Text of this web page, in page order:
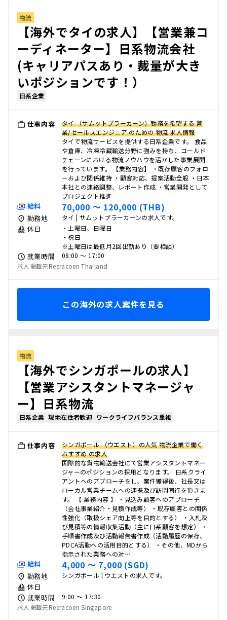
物流
【海外でタイの求人】【営業兼コ
ーディネーター】日系物流会社
(キャリアパスあり・裁量が大き
いポジションです！）
日系企業
仕事内容
タイ （サムットプラーカーン）勤務を希望する 営
業/セールスエンジニア のための 物流 求人情報
タイで物流サービスを提供する日系企業です。 食品
や倉庫、冷凍冷蔵輸送分野に強みを持ち、コールド
チェーンにおける物流ノウハウを活かした事業展開
を行っています。 【業務内容】 ・既存顧客のフォロ
ーおよび関係維持 ・顧客対応、提案活動全般 ・日本
本社との連絡調整、レポート作成 ・営業開発として
プロジェクト推進
給料 70,000 〜 120,000 (THB)
勤務地 タイ | サムットプラーカーンの求人です。
休日
・土曜日、日曜日
・祝日
※土曜日は最低月2回出勤あり（要相談）
就業時間
08:00 〜 17:00
求人掲載元Reeracoen Thailand
この海外の求人案件を見る
物流
【海外でシンガポールの求人】
【営業アシスタントマネージャ
ー】日系物流
日系企業 現地在住者歓迎 ワークライフバランス重視
仕事内容
シンガポール （ウエスト）の人気 物流企業で働く
おすすめ の求人
国際的な貨物輸送会社にて営業アシスタントマネー
ジャーのポジションの採用となります。 日系クライ
アントへのアプローチをし、案件獲得後、社長又は
ローカル営業チームへの連携及び訪問同行を頂きま
す。 【 業務内容 】 ・見込み顧客へのアプローチ
（会社事業紹介・見積作成等） ・既存顧客との関係
性強化（取扱シェア向上等を目的とする） ・入札及
び見積等の情報収集活動（主に日系顧客を想定） ・
手順書作成及び活動報告書作成（活動履歴の保存、
PDCA活動への活用目的とする） ・その他、MDから
指示された業務への対…
給料 4,000 〜 7,000 (SGD)
勤務地 シンガポール | ウエストの求人です。
休日
就業時間
9:00 〜 17:30
求人掲載元Reeracoen Singapore